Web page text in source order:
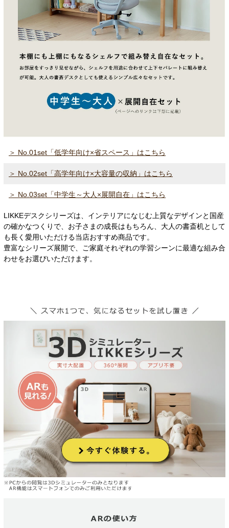
＞ No.01set「低学年向け×省スペース」はこちら
＞ No.02set「高学年向け×大容量の収納」はこちら
＞ No.03set「中学生～大人×展開自在」はこちら
LIKKEデスクシリーズは、インテリアになじむ上質なデザインと国産
の確かなつくりで、お子さまの成長はもちろん、大人の書斎机として
も長く愛用いただける当店おすすめ商品です。
豊富なシリーズ展開で、ご家庭それぞれの学習シーンに最適な組み合
わせをお選びいただけます。